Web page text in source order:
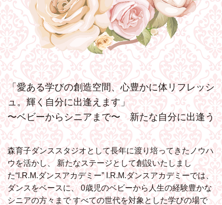
「愛ある学びの創造空間、心豊かに体リフレッシ
ュ。輝く自分に出逢えます」
〜ベビーからシニアまで〜 新たな自分に出逢う
森育子ダンススタジオとして長年に渡り培ってきたノウハ
ウを活かし、 新たなステージとして創設いたしまし
た“I.R.M.ダンスアカデミー”I.R.M.ダンスアカデミーでは、
ダンスをベースに、0歳児のベビーから人生の経験豊かな
シニアの方々まですべての世代を対象とした学びの場で